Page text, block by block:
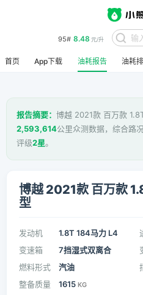
95# 8.48 元/升
首页 App下载 油耗报告 油耗
报告摘要： 博越 2021款 百万款
2,593,614公里众测数据，综合路
评级2星。
博越 2021款 百万款
型
发动机 1.8T 184马力 L4
变速箱
7挡湿式双离合
燃料形式
汽油
整备质量 1615 KG